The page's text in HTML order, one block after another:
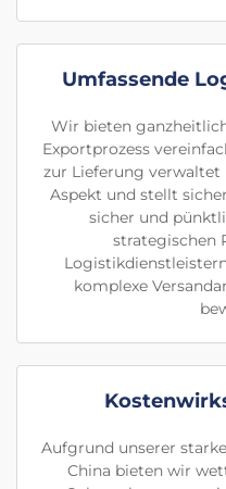
Umfassende
Wir bieten
Exportprozess
zur Lieferung verwaltet
Aspekt und stellt
sicher und
strategischen
komplexe
Aufgrund unserer
China bieten wir